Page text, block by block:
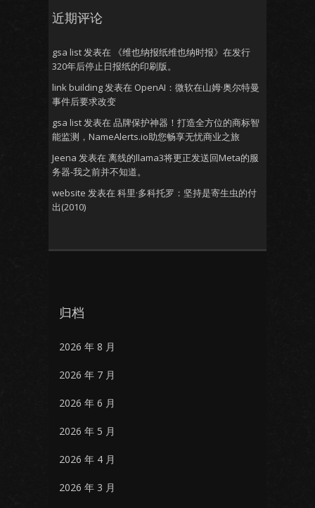
近期评论
gsa list发表在
《维也纳报纸维也纳时报》在发行
320年后停止日报纸的印刷版。
link building发表在 OpenAI：微软在山姆·奥尔特曼
事件后要求改变
gsa list发表在 品牌保护神器！打造全方位的商标智
能监测，NameAlerts.io助您畅享无忧商业之旅
Jeena 发表在 离线的llama3将更正发送回Meta的服
务器-我之前并不知道。
website 发表在 科里·多科托罗：坚持是寄生虫的付
出(2010)
归档
2026 年 8 月
2026 年 7 月
2026 年 6 月
2026 年 5 月
2026 年 4 月
2026 年 3 月